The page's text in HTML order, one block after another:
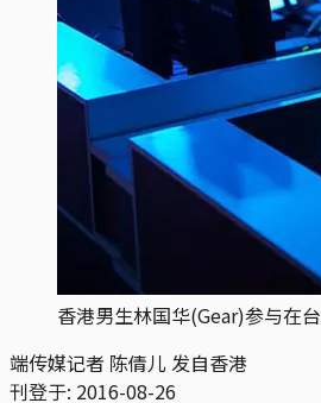
香港男生林国华(Gear)参与在
端传媒记者 陈倩儿 发自香港
刊登于: 2016-08-26